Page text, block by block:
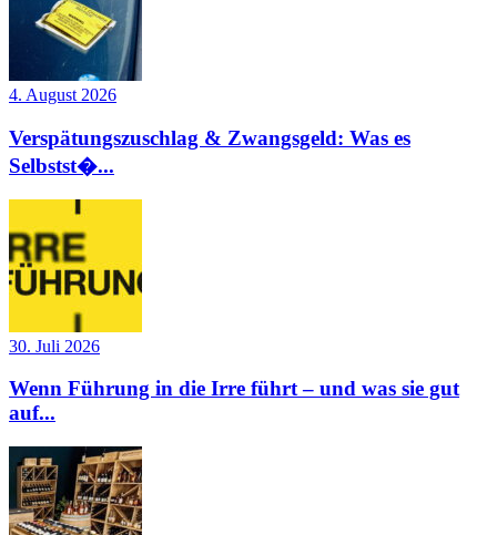
4. August 2026
Verspätungszuschlag & Zwangsgeld: Was es
Selbstst�...
30. Juli 2026
Wenn Führung in die Irre führt – und was sie gut
auf...